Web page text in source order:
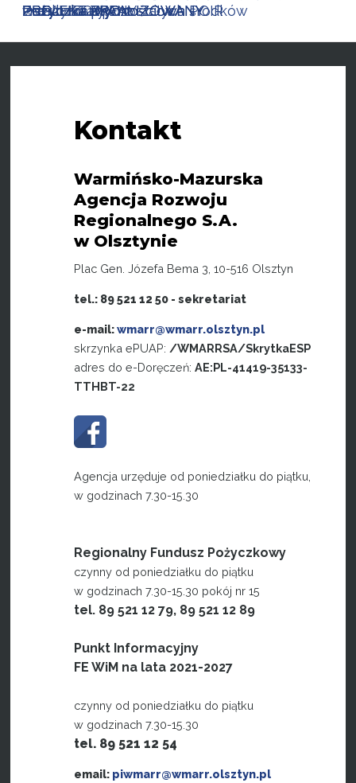
PROJEKT ZREALIZOWANY
PROJEKT ZREALIZOWANY
ZREALIZOWANY
wstrzymany
Pożyczka płynnościowa POIR
Pożyczka płynnościowa
PROJEKT ZREALIZOWANY
Pożyczka z pozostałych środków
Pożyczka RPO 2
Pożyczka RPO 1
zrealizowany
Kontakt
Warmińsko-Mazurska
Agencja Rozwoju
Regionalnego S.A.
w Olsztynie
Plac Gen. Józefa Bema 3, 10-516 Olsztyn
tel.: 89 521 12 50 - sekretariat
e-mail:wmarr@wmarr.olsztyn.pl
skrzynka ePUAP: /WMARRSA/SkrytkaESP
adres do e-Doręczeń:AE:PL-41419-35133-
TTHBT-22
Agencja urzęduje od poniedziałku do piątku,
w godzinach 7.30-15.30
Regionalny Fundusz Pożyczkowy
czynny od poniedziałku do piątku
w godzinach 7.30-15.30 pokój nr 15
tel. 89 521 12 79, 89 521 12 89
Punkt Informacyjny
FE WiM na lata 2021-2027
czynny od poniedziałku do piątku
w godzinach 7.30-15.30
tel. 89 521 12 54
email: piwmarr@wmarr.olsztyn.pl